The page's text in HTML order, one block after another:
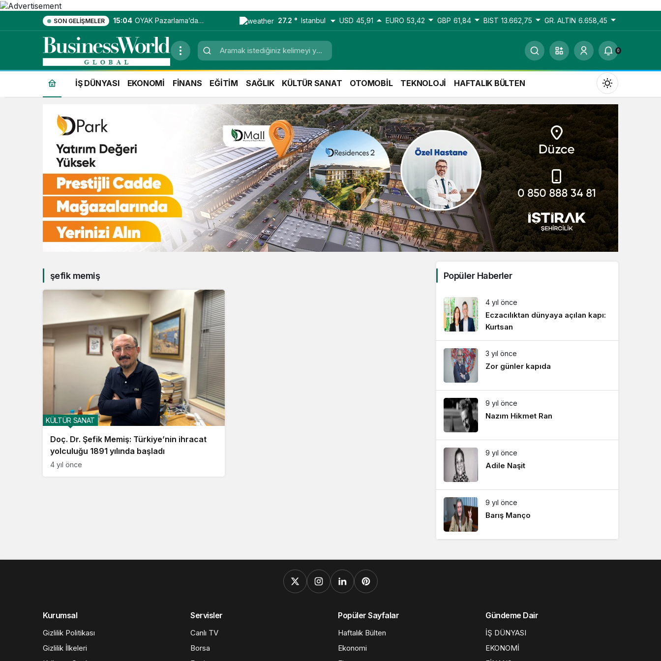
SON GELIŞMELER 15:04 OYAK Pazarlama’da
entegre hizmet
ekosistemi kuruluyor
27.2 ° Istanbul USD 45,91 EURO 53,42 GBP 61,84 BIST 13.662,75 GR. ALTIN 6.658,45
0
İŞ DÜNYASI EKONOMİ FİNANS EĞİTİM SAĞLIK KÜLTÜR SANAT OTOMOBİL TEKNOLOJİ HAFTALIK BÜLTEN
Gündüz Modu
Gündüz modunu seçin.
Gece Modu
Gece modunu seçin.
Sistem Modu
Sistem modunu seçin.
şefik memiş
Doç. Dr. Şefik Memiş: Türkiye’nin ihracat
yolculuğu 1891 yılında başladı
KÜLTÜR SANAT
4 yıl önce
Popüler Haberler
4 yıl önce
Eczacılıktan dünyaya açılan kapı:
Kurtsan
3 yıl önce
Zor günler kapıda
9 yıl önce
Nazım Hikmet Ran
9 yıl önce
Adile Naşit
9 yıl önce
Barış Manço
Kurumsal
Gizlilik Politikası
Gizlilik İlkeleri
Servisler
Canlı TV
Borsa
Popüler Sayfalar
Haftalık Bülten
Ekonomi
Gündeme Dair
İŞ DÜNYASI
EKONOMİ